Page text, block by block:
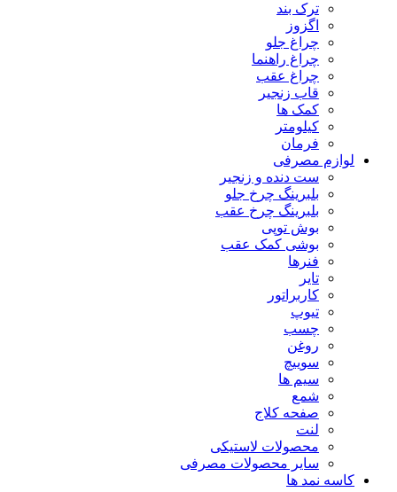
ترک بند
اگزوز
چراغ جلو
چراغ راهنما
چراغ عقب
قاب زنجیر
کمک ها
کیلومتر
فرمان
لوازم مصرفی
ست دنده و زنجیر
بلبرینگ چرخ جلو
بلبرینگ چرخ عقب
بوش توپی
بوشی کمک عقب
فنرها
تایر
کاربراتور
تیوپ
چسب
روغن
سوییچ
سیم ها
شمع
صفحه کلاج
لنت
محصولات لاستیکی
سایر محصولات مصرفی
کاسه نمد ها